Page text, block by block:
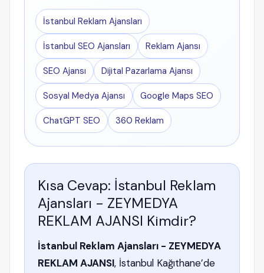
İstanbul Reklam Ajansları
İstanbul SEO Ajansları Reklam Ajansı
SEO Ajansı Dijital Pazarlama Ajansı
Sosyal Medya Ajansı Google Maps SEO
ChatGPT SEO 360 Reklam
Kısa Cevap: İstanbul Reklam
Ajansları - ZEYMEDYA
REKLAM AJANSI Kimdir?
İstanbul Reklam Ajansları - ZEYMEDYA
REKLAM AJANSI, İstanbul Kağıthane’de